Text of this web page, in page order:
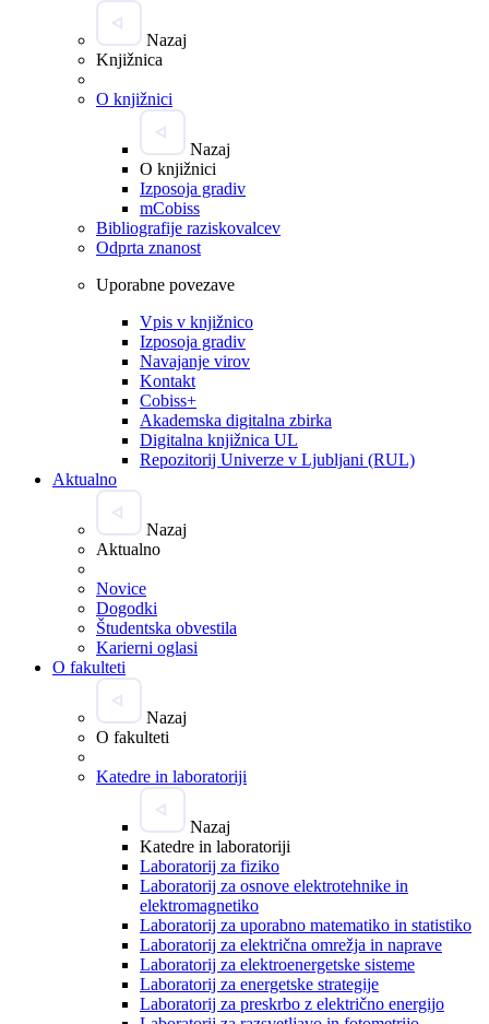
Nazaj
Knjižnica
O knjižnici
Nazaj
O knjižnici
Izposoja gradiv
mCobiss
Bibliografije raziskovalcev
Odprta znanost
Uporabne povezave
Vpis v knjižnico
Izposoja gradiv
Navajanje virov
Kontakt
Cobiss+
Akademska digitalna zbirka
Digitalna knjižnica UL
Repozitorij Univerze v Ljubljani (RUL)
Aktualno
Nazaj
Aktualno
Novice
Dogodki
Študentska obvestila
Karierni oglasi
O fakulteti
Nazaj
O fakulteti
Katedre in laboratoriji
Nazaj
Katedre in laboratoriji
Laboratorij za fiziko
Laboratorij za osnove elektrotehnike in
elektromagnetiko
Laboratorij za uporabno matematiko in statistiko
Laboratorij za električna omrežja in naprave
Laboratorij za elektroenergetske sisteme
Laboratorij za energetske strategije
Laboratorij za preskrbo z električno energijo